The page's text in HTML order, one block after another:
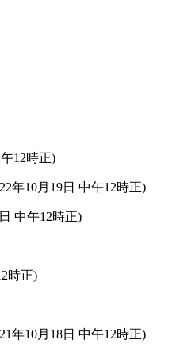
12時正)
年10月19日 中午12時正)
中午12時正)
時正)
年10月18日 中午12時正)